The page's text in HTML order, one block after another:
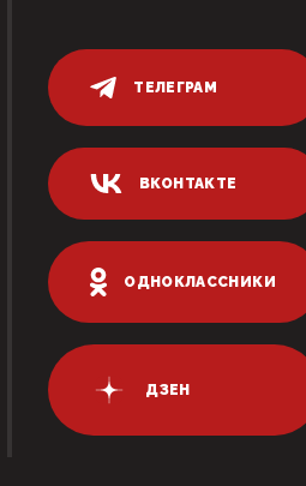
ТЕЛЕГРАМ
ВКОНТАКТЕ
ОДНОКЛАССНИКИ
ДЗЕН